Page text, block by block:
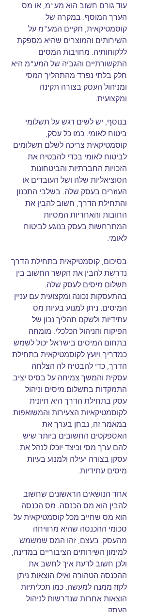
עוד גורם חשוב הוא מע"מ, או מס
הערך המוסף. במקרה של
קוסמטיקאית, תקיים המע"מ על
השירותים והמוצרים שהיא מספקת
ללקוחותיה. מחויבות המסים
התקשורתיים והגביה של המע"מ היא
חלק בלתי נפרד מהתהליך המסי
ומניהול העסק בצורה תקינה
ומקצועית.
בנוסף, יש לשים דגש על תשלומי
ביטוח לאומי. כמו כל עסק,
קוסמטיקאית צריכה לשלם תשלומים
לביטוח לאומי בכדי להבטיח את
הזכויות החברתיות והביטחונות
הסוציאליות שלה ושל העובדים או
העוזרים בעסק שלה. בשלבי התכנון
והתחילת הדרך, חשוב להבין את
החובות והאחריות המסיות
המתרחשות בעסק בנוגע לביטוח
לאומי.
בסיכום, קוסמטיקאית בתחילת הדרך
נדרשת להבין את הקשר החשוב בין
תשלום מיסים לעסק שלה.
בהתעסקות נכונה ומקצועית עם עניין
המיסים, ניתן למנוע בעיות מס
עתידיות ולשקם תהליך נכון של
הפיקוח והניהול הכלכלי. מומחה
בתחום המיסים בישראל יכול לשמש
כמדריך ויועץ לקוסמטיקאית בתחילת
הדרך, כדי להבטיח לה הצלחה
עסקית והמשך צמיחה על בסיס יציב.
התמקדות בתשלום מיסים וניהול
עסק בתחילת הדרך היא חיונית
לקוסמטיקאיות הצעירות והמשואפות.
במאמר זה, נבחן בערך את
האספקטים החשובים ביותר שיש
להם ערך מסי וכיצד יוכלו לנהל את
עסקן בצורה יעילה ולמנוע בעיות
מיסים עתידיות.
אחד הנושאים הראשונים שחשוב
להבין הוא מס הכנסה. מס הכנסה
הוא מס שחייב מכל קוסמטיקאית על
סכומי ההכנסה שהיא מרוויחה
מהעסק. בעצם, זהו המס שמשמש
למימון השירותים הציבוריים במדינה,
ולכן חשוב לדעת איך לחשב את
ההכנסה הטהורה ואילו הוצאות ניתן
לקזז ממנה למעשה, כמו תכליתיות
הוצאות אחרות שנדרשות לניהול